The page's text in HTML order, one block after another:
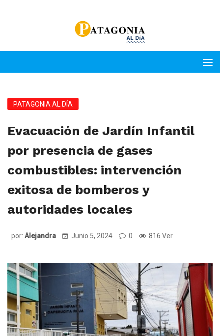
PATAGONIA AL DÍA
Evacuación de Jardín Infantil
por presencia de gases
combustibles: intervención
exitosa de bomberos y
autoridades locales
por: Alejandra Junio 5, 2024 0 816 Ver